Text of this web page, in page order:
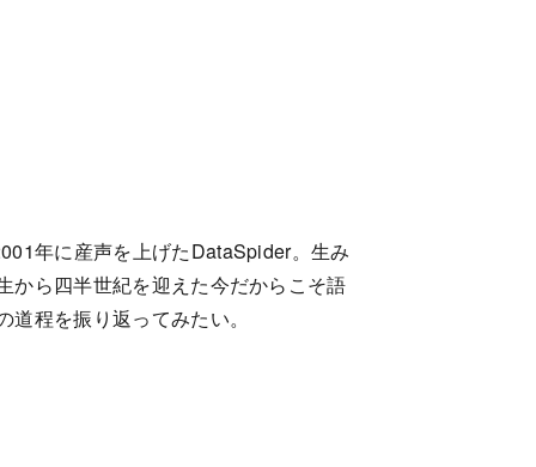
年に産声を上げたDataSpider。生み
から四半世紀を迎えた今だからこそ語
程を振り返ってみたい。